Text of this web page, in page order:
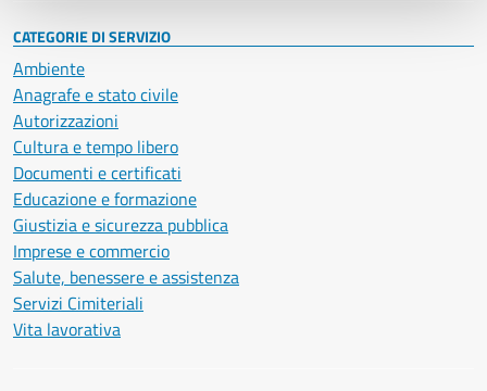
CATEGORIE DI SERVIZIO
Ambiente
Anagrafe e stato civile
Autorizzazioni
Cultura e tempo libero
Documenti e certificati
Educazione e formazione
Giustizia e sicurezza pubblica
Imprese e commercio
Salute, benessere e assistenza
Servizi Cimiteriali
Vita lavorativa